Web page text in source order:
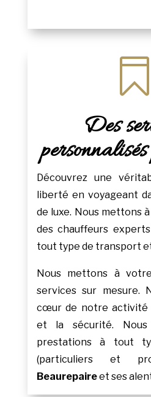

Des
Découvrez une
liberté en voyageant
de luxe. Nous mettons
des chauffeurs
tout type de transport
Nous mettons à
services sur mesure.
cœur de notre activité
et la sécurité. Nous
prestations à tout
(particuliers et
Beaurepaireet ses